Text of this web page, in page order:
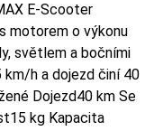
E-Scooter
motorem o výkonu
světlem a bočními
km/h a dojezd činí 40
Dojezd40 km Se
kg Kapacita